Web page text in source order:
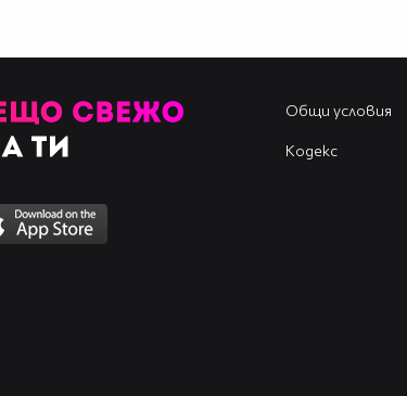
Общи условия
Кодекс